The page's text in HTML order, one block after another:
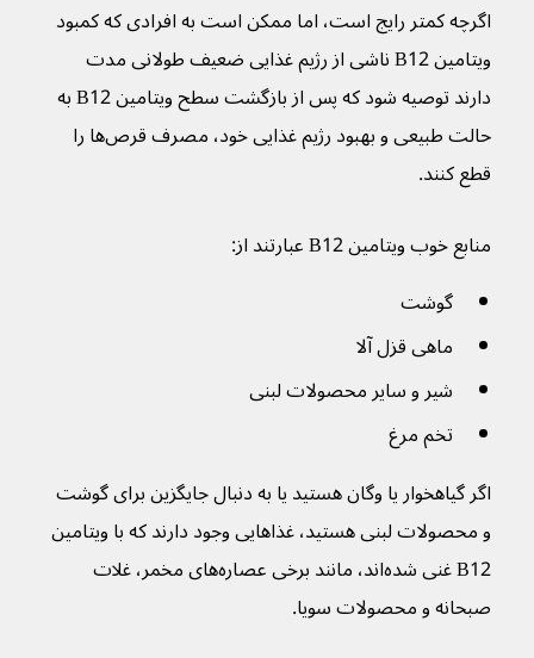
اگرچه کمتر رایج است، اما ممکن است به افرادی که کمبود
ویتامین B12 ناشی از رژیم غذایی ضعیف طولانی مدت
دارند توصیه شود که پس از بازگشت سطح ویتامین B12 به
حالت طبیعی و بهبود رژیم غذایی خود، مصرف قرص‌ها را
قطع کنند.
منابع خوب ویتامین B12 عبارتند از:
گوشت
ماهی قزل آلا
شیر و سایر محصولات لبنی
تخم مرغ
اگر گیاهخوار یا وگان هستید یا به دنبال جایگزین برای گوشت
و محصولات لبنی هستید، غذاهایی وجود دارند که با ویتامین
B12 غنی شده‌اند، مانند برخی عصاره‌های مخمر، غلات
صبحانه و محصولات سویا.